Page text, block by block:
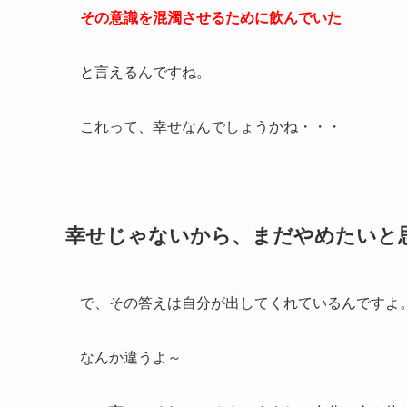
その意識を混濁させるために飲んでいた
と言えるんですね。
これって、幸せなんでしょうかね・・・
幸せじゃないから、まだやめたいと
で、その答えは自分が出してくれているんですよ。
なんか違うよ～